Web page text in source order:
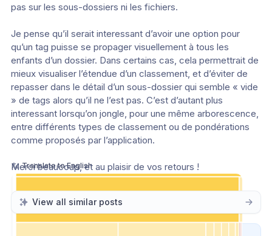
pas sur les sous-dossiers ni les fichiers.
Je pense qu’il serait interessant d’avoir une option pour
qu’un tag puisse se propager visuellement à tous les
enfants d’un dossier. Dans certains cas, cela permettrait de
mieux visualiser l’étendue d’un classement, et d’éviter de
repasser dans le détail d’un sous-dossier qui semble « vide
» de tags alors qu’il ne l’est pas. C’est d’autant plus
interessant lorsqu’on jongle, pour une même arborescence,
entre différents types de classement ou de pondérations
comme proposés par l’application.
Merci beaucoup, et au plaisir de vos retours !
Translate to English
View all similar posts